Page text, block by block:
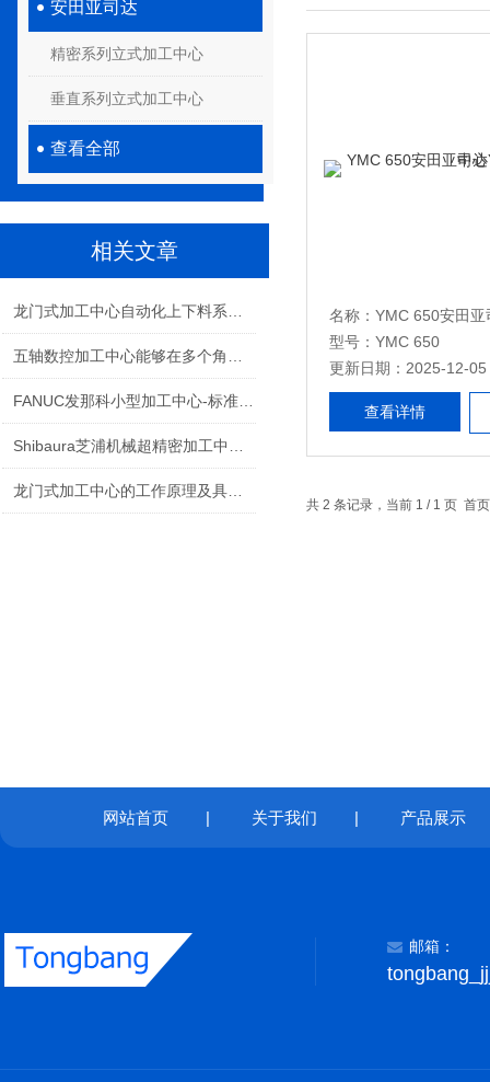
安田亚司达
精密系列立式加工中心
垂直系列立式加工中心
查看全部
相关文章
型号：YMC 650
更新日期：2025-12-05
查看详情
共 2 条记录，当前 1 / 1 页 首
网站首页 | 关于我们 | 产品展示
邮箱：